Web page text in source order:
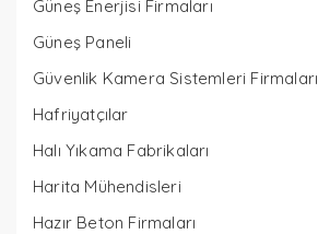
Güneş Enerjisi Firmaları
Güneş Paneli
Güvenlik Kamera Sistemleri Firmaları
Hafriyatçılar
Halı Yıkama Fabrikaları
Harita Mühendisleri
Hazır Beton Firmaları